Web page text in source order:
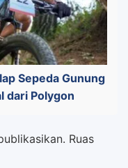
Sepeda Gunung
dari Polygon
Ruas